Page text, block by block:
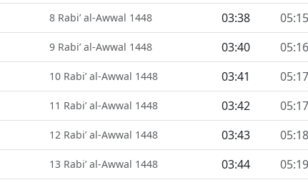
8 Rabi’ al-Awwal 1448 03:38 05:15
9 Rabi’ al-Awwal 1448 03:40 05:16
10 Rabi’ al-Awwal 1448 03:41 05:17
11 Rabi’ al-Awwal 1448 03:42 05:17
12 Rabi’ al-Awwal 1448 03:43 05:18
13 Rabi’ al-Awwal 1448 03:44 05:19